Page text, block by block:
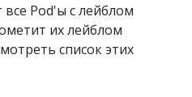
Pod'ы с лейблом
их лейблом
список этих